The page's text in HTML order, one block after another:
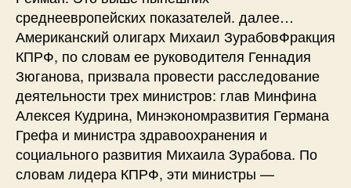
среднеевропейских показателей. далее…
Американский олигарх Михаил ЗурабовФракция
КПРФ, по словам ее руководителя Геннадия
Зюганова, призвала провести расследование
деятельности трех министров: глав Минфина
Алексея Кудрина, Минэкономразвития Германа
Грефа и министра здравоохранения и
социального развития Михаила Зурабова. По
словам лидера КПРФ, эти министры —